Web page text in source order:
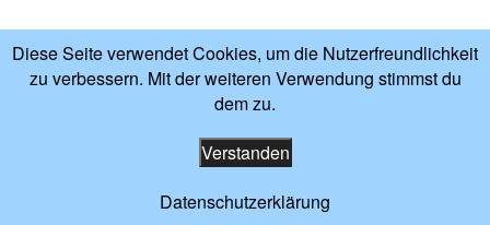
Impressum-Datenschutzerklärung
Diese Seite verwendet Cookies, um die Nutzerfreundlichkeit
zu verbessern. Mit der weiteren Verwendung stimmst du
dem zu.
Verstanden
Datenschutzerklärung